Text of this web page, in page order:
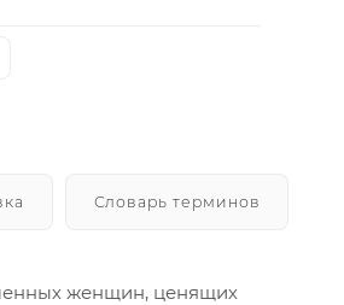
Словарь терминов
женщин, ценящих